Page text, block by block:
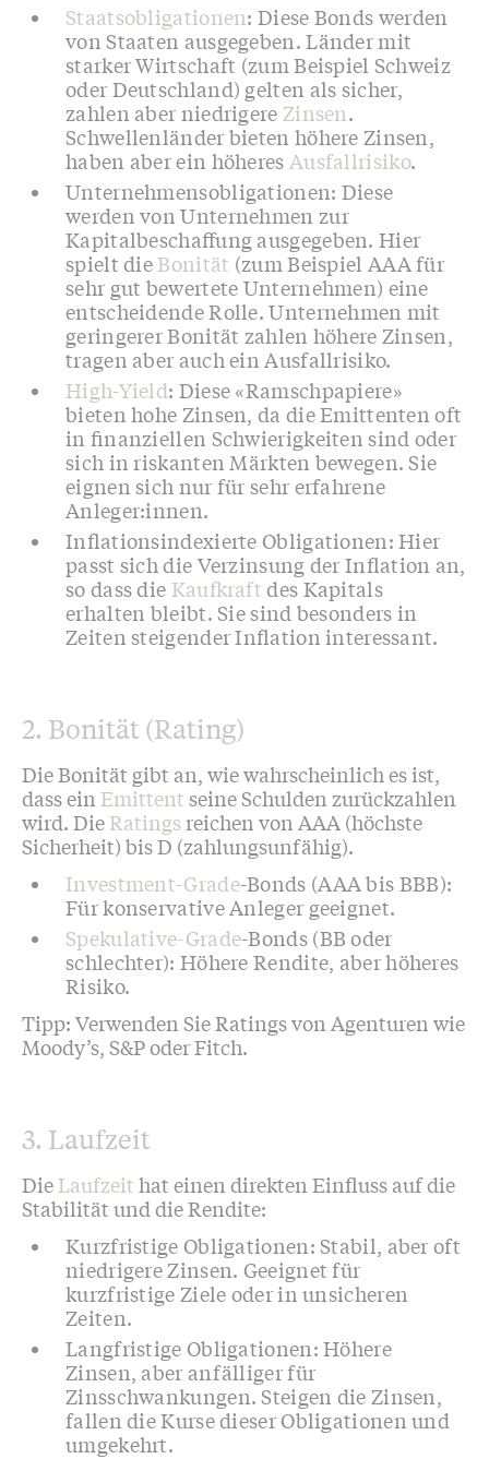
Staatsobligationen: Diese Bonds werden
von Staaten ausgegeben. Länder mit
starker Wirtschaft (zum Beispiel Schweiz
oder Deutschland) gelten als sicher,
zahlen aber niedrigere Zinsen.
Schwellenländer bieten höhere Zinsen,
haben aber ein höheres Ausfallrisiko.
Unternehmensobligationen: Diese
werden von Unternehmen zur
Kapitalbeschaffung ausgegeben. Hier
spielt dieBonität (zum Beispiel AAA für
sehr gut bewertete Unternehmen) eine
entscheidende Rolle. Unternehmen mit
geringerer Bonität zahlen höhere Zinsen,
tragen aber auch ein Ausfallrisiko.
High-Yield: Diese «Ramschpapiere»
bieten hohe Zinsen, da die Emittenten oft
in finanziellen Schwierigkeiten sind oder
sich in riskanten Märkten bewegen. Sie
eignen sich nur für sehr erfahrene
Anleger:innen.
Inflationsindexierte Obligationen: Hier
passt sich die Verzinsung der Inflation an,
so dass dieKaufkraftdes Kapitals
erhalten bleibt. Sie sind besonders in
Zeiten steigender Inflation interessant.
2. Bonität (Rating)
Die Bonität gibt an, wie wahrscheinlich es ist,
dass ein Emittentseine Schulden zurückzahlen
wird. DieRatings reichen von AAA (höchste
Sicherheit) bis D (zahlungsunfähig).
Investment-Grade-Bonds (AAA bis BBB):
Für konservative Anleger geeignet.
Spekulative-Grade-Bonds (BB oder
schlechter): Höhere Rendite, aber höheres
Risiko.
Tipp: Verwenden Sie Ratings von Agenturen wie
Moody’s, S&P oder Fitch.
3. Laufzeit
DieLaufzeithat einen direkten Einfluss auf die
Stabilität und die Rendite:
Kurzfristige Obligationen: Stabil, aber oft
niedrigere Zinsen. Geeignet für
kurzfristige Ziele oder in unsicheren
Zeiten.
Langfristige Obligationen: Höhere
Zinsen, aber anfälliger für
Zinsschwankungen. Steigen die Zinsen,
fallen die Kurse dieser Obligationen und
umgekehrt.